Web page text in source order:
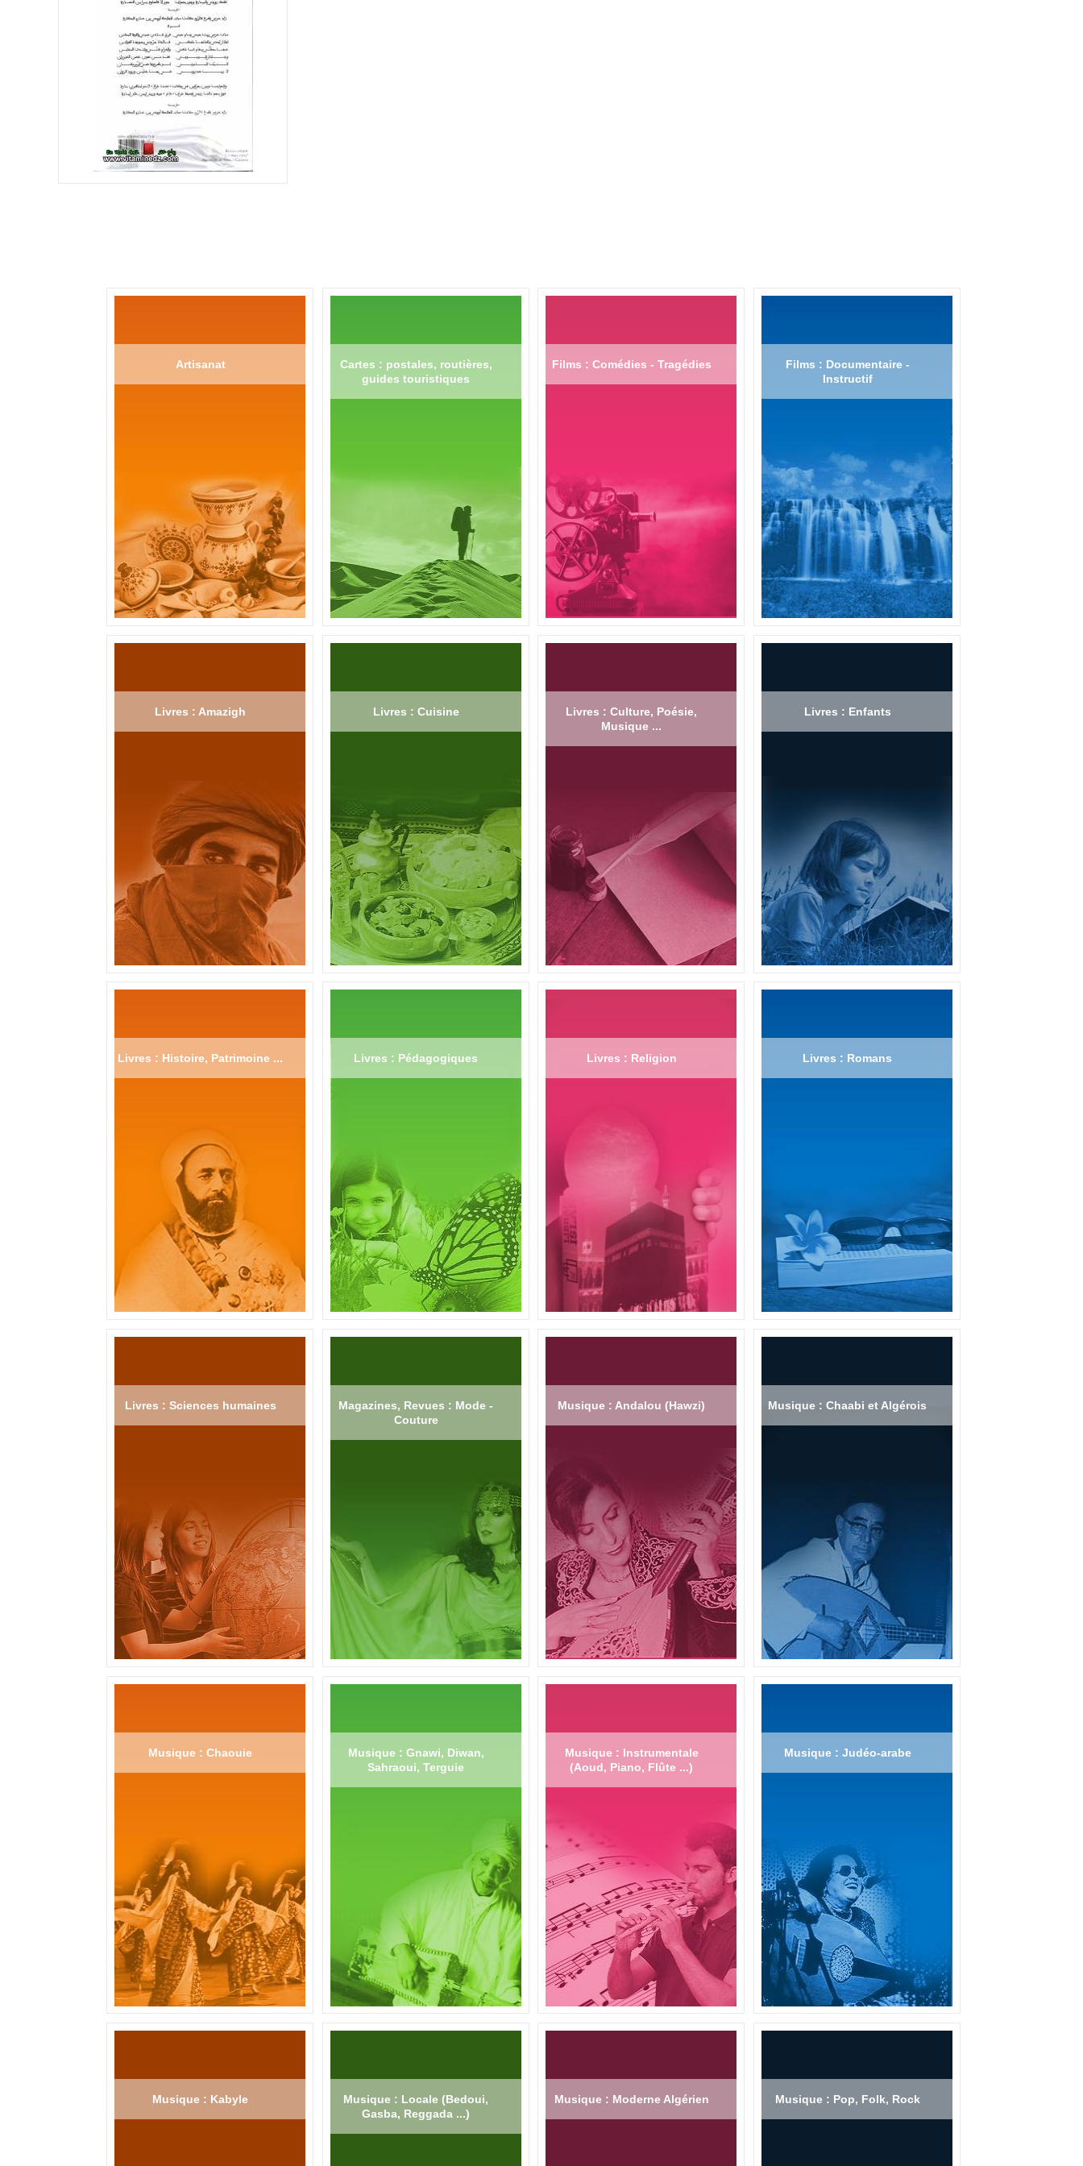
Artisanat
Cartes : postales, routières,
guides touristiques
Films : Comédies - Tragédies
Films : Documentaire -
Instructif
Livres : Amazigh Livres : Cuisine
Livres : Culture, Poésie,
Musique ...
Livres : Enfants
Livres : Histoire, Patrimoine ... Livres : Pédagogiques Livres : Religion Livres : Romans
Livres : Sciences humaines
Magazines, Revues : Mode -
Couture
Musique : Andalou (Hawzi) Musique : Chaabi et Algérois
Musique : Chaouie
Musique : Gnawi, Diwan,
Sahraoui, Terguie
Musique : Instrumentale
(Aoud, Piano, Flûte ...)
Musique : Judéo-arabe
Musique : Kabyle
Musique : Locale (Bedoui,
Gasba, Reggada ...)
Musique : Moderne Algérien Musique : Pop, Folk, Rock